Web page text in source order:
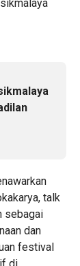
talk
sebagai
dan
festival